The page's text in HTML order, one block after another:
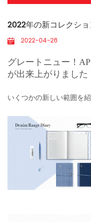
2022年の新コレクシ
2022-04-28
グレートニュー！
が出来上がりました
いくつかの新しい範囲を